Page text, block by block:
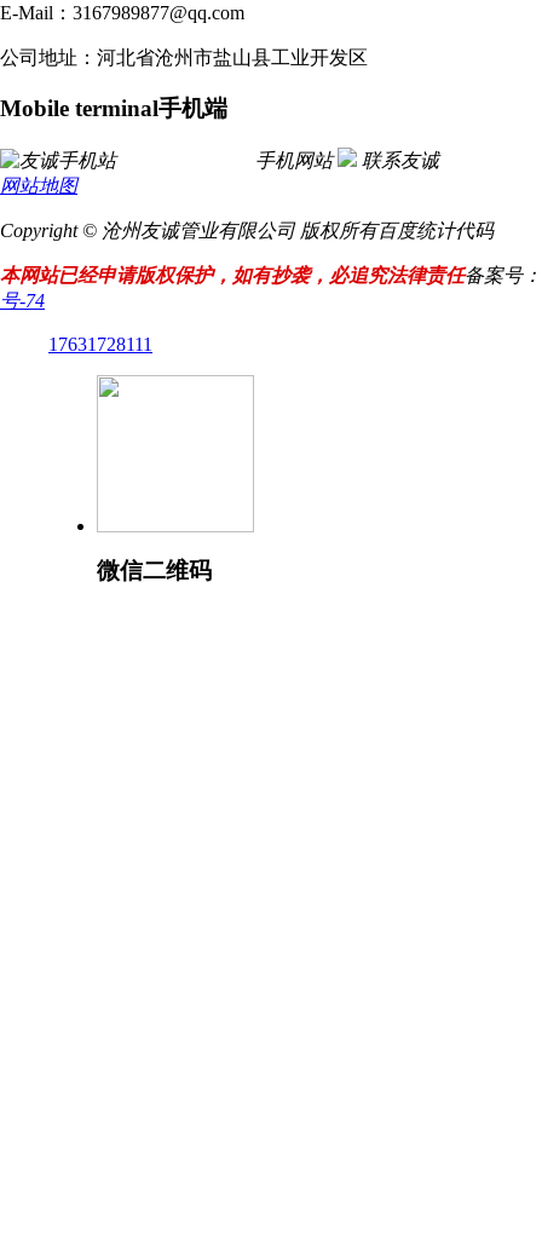
E-Mail：3167989877@qq.com
公司地址：河北省沧州市盐山县工业开发区
Mobile terminal手机端
手机网站
联系友诚
网站地图
Copyright © 沧州友诚管业有限公司 版权所有百度统计代码
本网站已经申请版权保护，如有抄袭，必追究法律责任备案号：
号-74
17631728111
微信二维码